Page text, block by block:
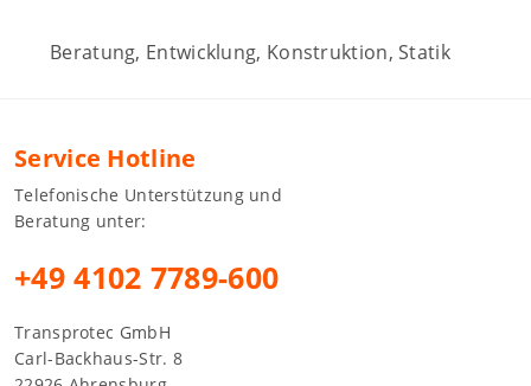
Beratung, Entwicklung, Konstruktion, Statik
Service Hotline
Telefonische Unterstützung und
Beratung unter:
+49 4102 7789-600
Transprotec GmbH
Carl-Backhaus-Str. 8